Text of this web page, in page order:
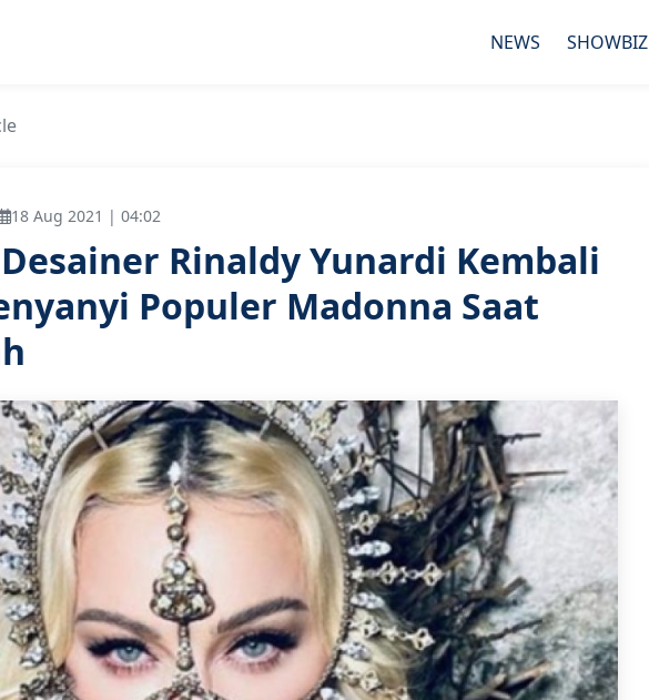
NEWS SHOWBIZ
18 Aug 2021 | 04:02
Rinaldy Yunardi Kembali
Populer Madonna Saat